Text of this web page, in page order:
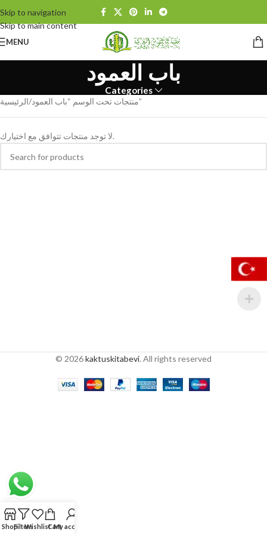
Skip to navigation
Skip to main content
MENU
باب العمود
Categories
الرئيسية منتجات تحت الوسم “باب العمود”
لا توجد منتجات تتوافق مع اختيارك.
© 2026kaktuskitabevi. All rights reserved
ShopFiltersWishlistCartMy account